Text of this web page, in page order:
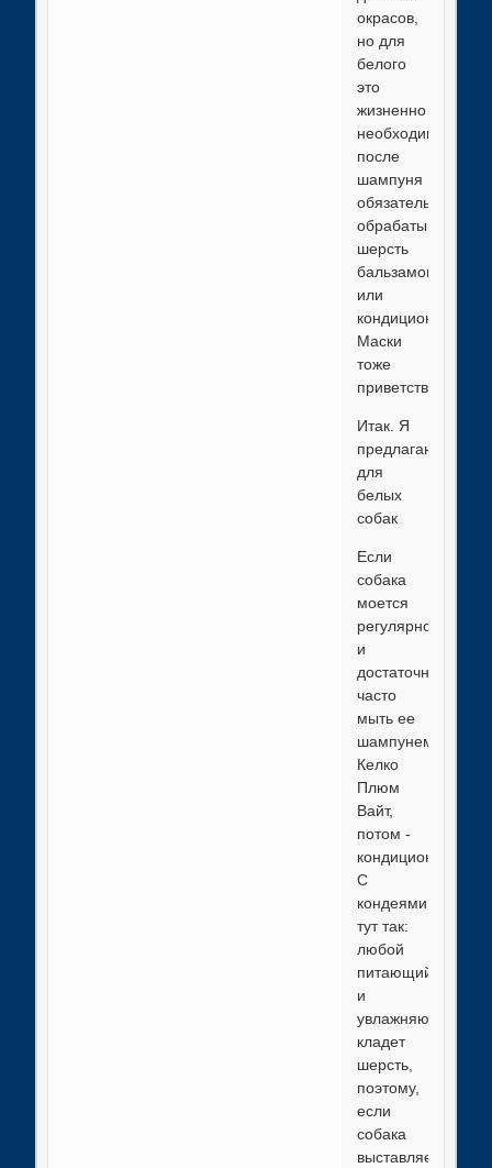
окрасов,
но для
белого
это
жизненно
необходимо:
после
шампуня
обязательно
обрабатывать
шерсть
бальзамом
или
кондиционером.
Маски
тоже
приветствуются.
Итак. Я
предлагаю
для
белых
собак
Если
собака
моется
регулярно
и
достаточно
часто
мыть ее
шампунем
Келко
Плюм
Вайт,
потом -
кондиционером.
С
кондеями
тут так:
любой
питающий
и
увлажняющий
кладет
шерсть,
поэтому,
если
собака
выставляется,